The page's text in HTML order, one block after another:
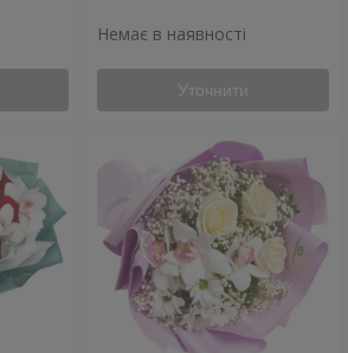
Немає в наявності
Уточнити